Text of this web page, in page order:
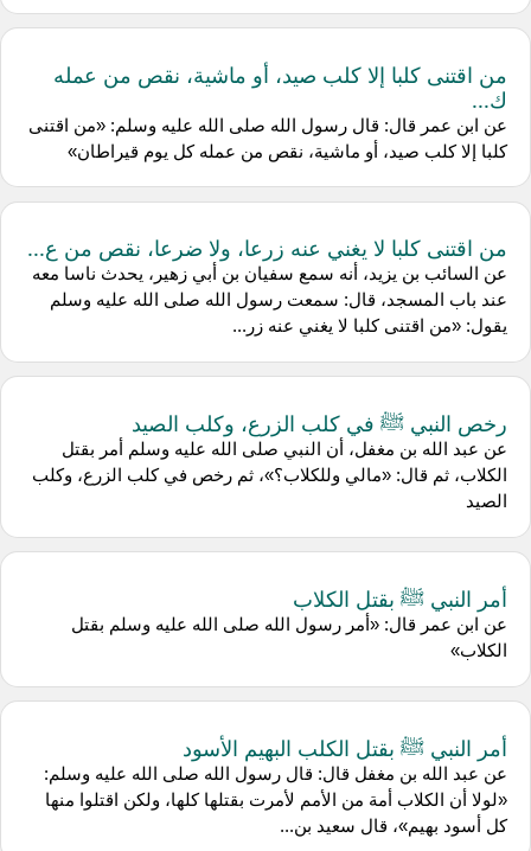
من اقتنى كلبا إلا كلب صيد، أو ماشية، نقص من عمله
ك...
عن ابن عمر قال: قال رسول الله صلى الله عليه وسلم: «من اقتنى
كلبا إلا كلب صيد، أو ماشية، نقص من عمله كل يوم قيراطان»
من اقتنى كلبا لا يغني عنه زرعا، ولا ضرعا، نقص من ع...
عن السائب بن يزيد، أنه سمع سفيان بن أبي زهير، يحدث ناسا معه
عند باب المسجد، قال: سمعت رسول الله صلى الله عليه وسلم
يقول: «من اقتنى كلبا لا يغني عنه زر...
رخص النبي ﷺ في كلب الزرع، وكلب الصيد
عن عبد الله بن مغفل، أن النبي صلى الله عليه وسلم أمر بقتل
الكلاب، ثم قال: «مالي وللكلاب؟»، ثم رخص في كلب الزرع، وكلب
الصيد
أمر النبي ﷺ بقتل الكلاب
عن ابن عمر قال: «أمر رسول الله صلى الله عليه وسلم بقتل
الكلاب»
أمر النبي ﷺ بقتل الكلب البهيم الأسود
عن عبد الله بن مغفل قال: قال رسول الله صلى الله عليه وسلم:
«لولا أن الكلاب أمة من الأمم لأمرت بقتلها كلها، ولكن اقتلوا منها
كل أسود بهيم»، قال سعيد بن...